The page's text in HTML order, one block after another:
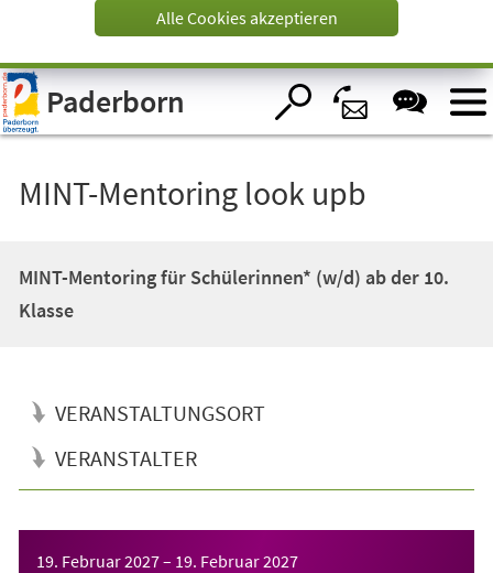
Visuelle
Assistenzsoftware
öffnen.
Alle Cookies akzeptieren
Paderborn
MINT-Mentoring look upb
MINT-Mentoring für Schülerinnen* (w/d) ab der 10.
Klasse
VERANSTALTUNGSORT
VERANSTALTER
19. Februar 2027– 19. Februar 2027